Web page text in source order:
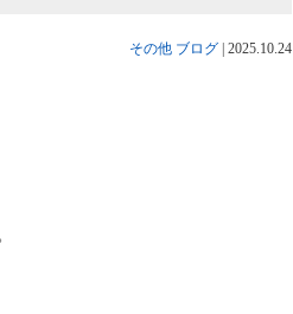
その他 ブログ 2025.10.24